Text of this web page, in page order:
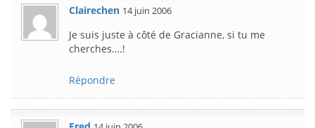
Clairechen 14 juin 2006
Je suis juste à côté de Gracianne, si tu me
cherches….!
Répondre